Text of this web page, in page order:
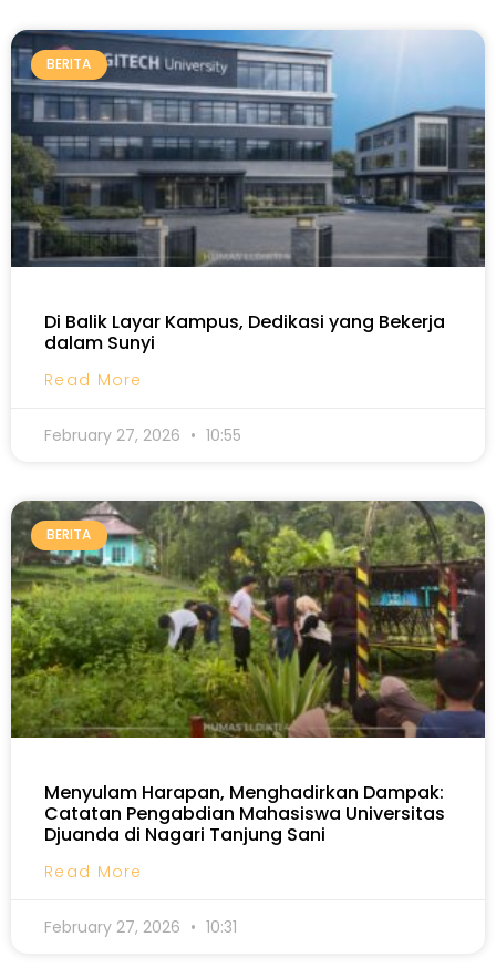
BERITA
Di Balik Layar Kampus, Dedikasi yang Bekerja
dalam Sunyi
Read More
February 27, 2026 10:55
BERITA
Menyulam Harapan, Menghadirkan Dampak:
Catatan Pengabdian Mahasiswa Universitas
Djuanda di Nagari Tanjung Sani
Read More
February 27, 2026 10:31